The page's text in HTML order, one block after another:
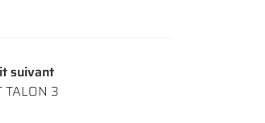
suivant
TALON 3